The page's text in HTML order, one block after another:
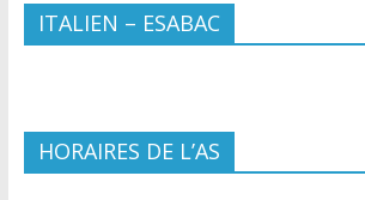
ITALIEN – ESABAC
HORAIRES DE L’AS